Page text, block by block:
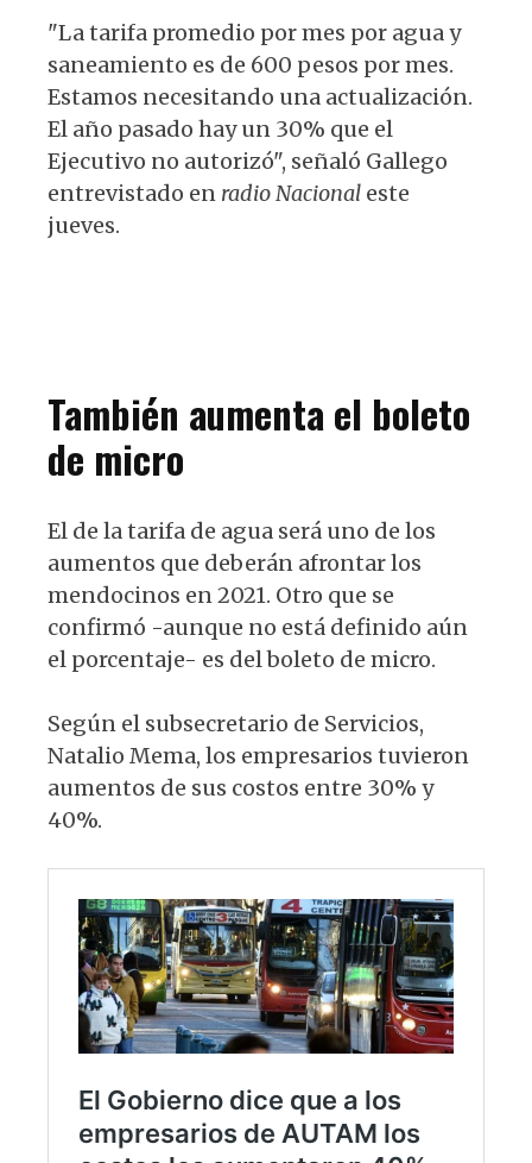
"La tarifa promedio por mes por agua y
saneamiento es de 600 pesos por mes.
Estamos necesitando una actualización.
El año pasado hay un 30% que el
Ejecutivo no autorizó", señaló Gallego
entrevistado en radio Nacional este
jueves.
También aumenta el boleto
de micro
El de la tarifa de agua será uno de los
aumentos que deberán afrontar los
mendocinos en 2021. Otro que se
confirmó -aunque no está definido aún
el porcentaje- es del boleto de micro.
Según el subsecretario de Servicios,
Natalio Mema, los empresarios tuvieron
aumentos de sus costos entre 30% y
40%.